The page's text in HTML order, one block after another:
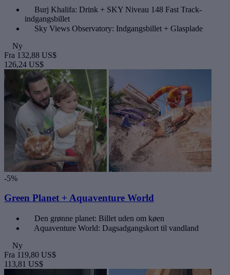
Burj Khalifa: Drink + SKY Niveau 148 Fast Track-
indgangsbillet
Sky Views Observatory: Indgangsbillet + Glasplade
Ny
Fra 132,88 US$
126,24 US$
-5%
Green Planet + Aquaventure World
Den grønne planet: Billet uden om køen
Aquaventure World: Dagsadgangskort til vandland
Ny
Fra 119,80 US$
113,81 US$